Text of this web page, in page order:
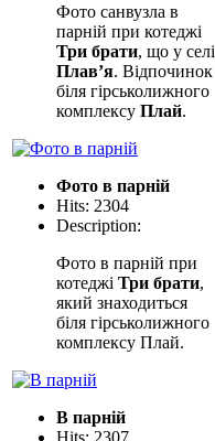
Фото санвузла в
парній при котеджі
Три брати, що у селі
Плав’я. Відпочинок
біля гірськолижного
комплексу Плай.
Фото в парній
Hits: 2304
Description:
Фото в парній при
котеджі Три брати,
який знаходиться
біля гірськолижного
комплексу Плай.
В парній
Hits: 2307